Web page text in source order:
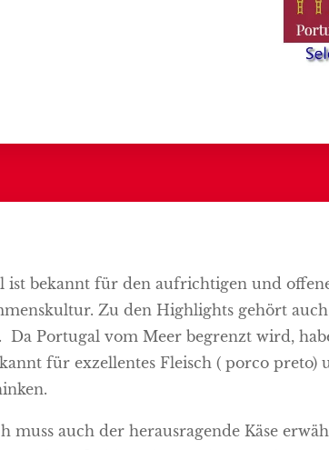
ist bekannt für den aufrichtigen und
Zu den Highlights gehört
Da Portugal vom Meer begrenzt wird,
für exzellentes Fleisch ( porco
muss auch der herausragende Käse